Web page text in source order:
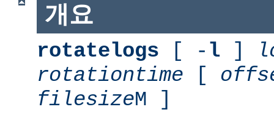
개요
rotatelogs [ - l ]
rotationtime [
filesizeM ]